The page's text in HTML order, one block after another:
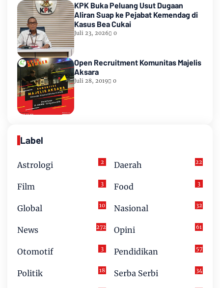
KPK Buka Peluang Usut Dugaan
Aliran Suap ke Pejabat Kemendag di
Kasus Bea Cukai
Juli 23, 2026 0
Open Recruitment Komunitas Majelis
Aksara
Juli 28, 2019 0
Label
Astrologi 2 Daerah 22
Film 3 Food 3
Global 10 Nasional 32
News 272 Opini 61
Otomotif 3 Pendidikan 57
Politik 18 Serba Serbi 34